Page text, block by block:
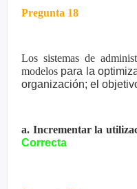
Pregunta 18
Los sistemas de
modelos para la
organización; el
a. Incrementar la
Correcta